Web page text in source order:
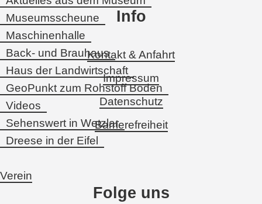
Museumsscheune
Maschinenhalle
Back- und Brauhaus
Haus der Landwirtschaft
GeoPunkt zum Rohstoff Boden
Videos
Sehenswert in Wetzlar
Dreese in der Eifel
Verein
Info
Kontakt & Anfahrt
Impressum
Datenschutz
Barrierefreiheit
Folge uns